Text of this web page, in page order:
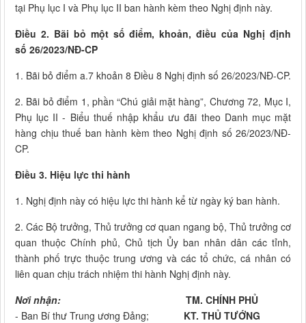
tại Phụ lục I và Phụ lục II ban hành kèm theo Nghị định này.
Điều 2. Bãi bỏ một số điểm, khoản, điều của Nghị định
số 26/2023/NĐ-CP
1. Bãi bỏ điểm a.7 khoản 8 Điều 8 Nghị định số 26/2023/NĐ-CP.
2. Bãi bỏ điểm 1, phần “Chú giải mặt hàng”, Chương 72, Mục I,
Phụ lục II - Biểu thuế nhập khẩu ưu đãi theo Danh mục mặt
hàng chịu thuế ban hành kèm theo Nghị định số 26/2023/NĐ-
CP.
Điều 3. Hiệu lực thi hành
1. Nghị định này có hiệu lực thi hành kể từ ngày ký ban hành.
2. Các Bộ trưởng, Thủ trưởng cơ quan ngang bộ, Thủ trưởng cơ
quan thuộc Chính phủ, Chủ tịch Ủy ban nhân dân các tỉnh,
thành phố trực thuộc trung ương và các tổ chức, cá nhân có
liên quan chịu trách nhiệm thi hành Nghị định này.
Nơi nhận:
- Ban Bí thư Trung ương Đảng;
TM. CHÍNH PHỦ
KT. THỦ TƯỚNG